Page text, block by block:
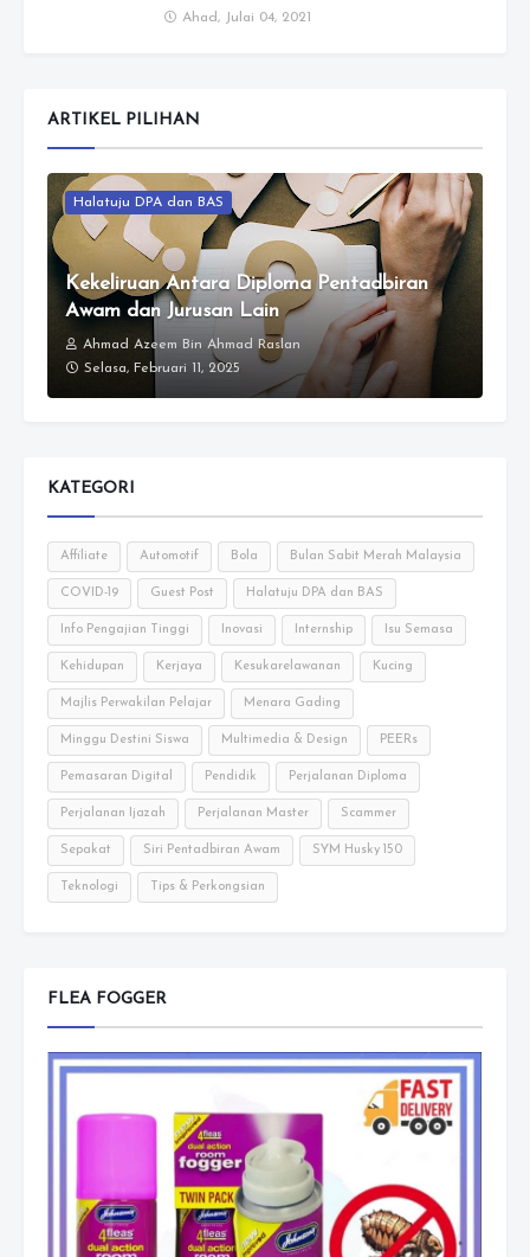
Ahad, Julai 04, 2021
ARTIKEL PILIHAN
Halatuju DPA dan BAS
Kekeliruan Antara Diploma Pentadbiran
Awam dan Jurusan Lain
Ahmad Azeem Bin Ahmad Raslan
Selasa, Februari 11, 2025
KATEGORI
Affiliate Automotif Bola Bulan Sabit Merah Malaysia
COVID-19 Guest Post Halatuju DPA dan BAS
Info Pengajian Tinggi Inovasi Internship Isu Semasa
Kehidupan Kerjaya Kesukarelawanan Kucing
Majlis Perwakilan Pelajar Menara Gading
Minggu Destini Siswa Multimedia & Design PEERs
Pemasaran Digital Pendidik Perjalanan Diploma
Perjalanan Ijazah Perjalanan Master Scammer
Sepakat Siri Pentadbiran Awam SYM Husky 150
Teknologi Tips & Perkongsian
FLEA FOGGER